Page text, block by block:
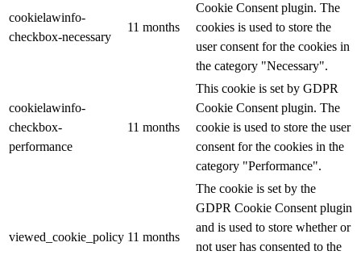
cookielawinfo-
checkbox-necessary
11 months
Cookie Consent plugin. The
cookies is used to store the
user consent for the cookies in
the category "Necessary".
cookielawinfo-
checkbox-
performance
11 months
This cookie is set by GDPR
Cookie Consent plugin. The
cookie is used to store the user
consent for the cookies in the
category "Performance".
viewed_cookie_policy 11 months
The cookie is set by the
GDPR Cookie Consent plugin
and is used to store whether or
not user has consented to the